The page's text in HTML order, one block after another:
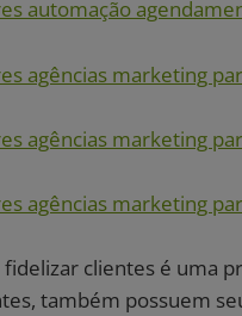
automação
agências marketing
agências marketing
agências marketing
clientes é uma
também possuem